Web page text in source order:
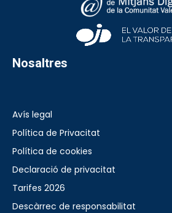
Nosaltres
Avís legal
Política de Privacitat
Política de cookies
Declaració de privacitat
Tarifes 2026
Descàrrec de responsabilitat